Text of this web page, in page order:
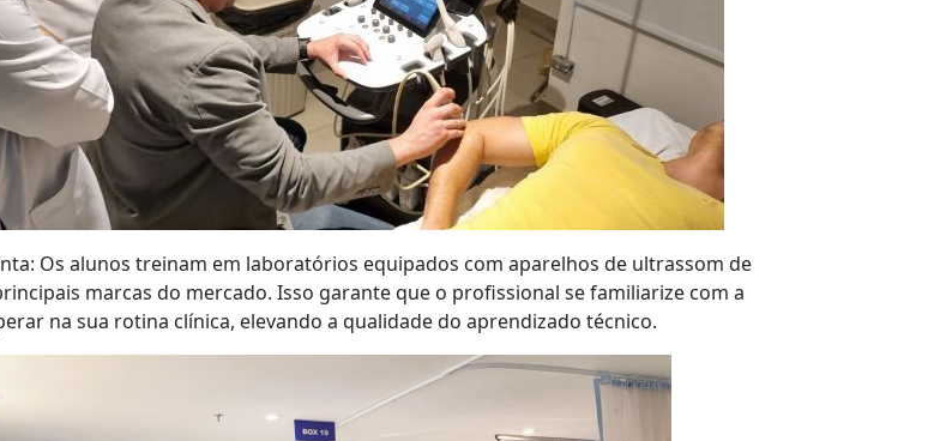
Os alunos treinam em laboratórios equipados com aparelhos de ultrassom de
marcas do mercado. Isso garante que o profissional se familiarize com a
na sua rotina clínica, elevando a qualidade do aprendizado técnico.